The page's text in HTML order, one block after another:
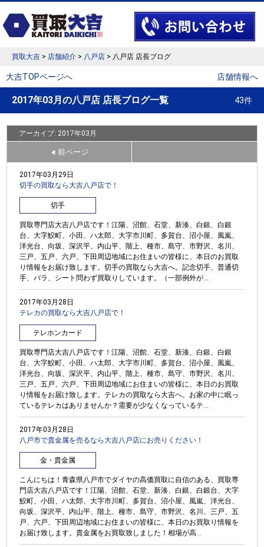
買取大吉 > 店舗紹介 > 八戸店 > 八戸店 店長ブログ
大吉TOPページへ 店舗情報へ
2017年03月の八戸店 店長ブログ一覧 43件
アーカイブ: 2017年03月
◀ 前ページ
2017年03月29日
切手の買取なら大吉八戸店で！
切手
買取専門店大吉八戸店です！江陽、沼館、石堂、新湊、白銀、白銀
台、大字鮫町、小田、ハ太郎、大字市川町、多賀台、沼小屋、風嵐、
洋光台、向坂、深沢平、内山平、階上、種市、島守、市野沢、名川、
三戸、五戸、六戸、下田周辺地域にお住まいの皆様に、本日のお買取
り情報をお届け致します。切手の買取なら大吉へ。記念切手、普通切
手、バラ、シート問わず買取りしています。（一部例外が...
2017年03月28日
テレカの買取なら大吉八戸店で！
テレホンカード
買取専門店大吉八戸店です！江陽、沼館、石堂、新湊、白銀、白銀
台、大字鮫町、小田、ハ太郎、大字市川町、多賀台、沼小屋、風嵐、
洋光台、向坂、深沢平、内山平、階上、種市、島守、市野沢、名川、
三戸、五戸、六戸、下田周辺地域にお住まいの皆様に、本日のお買取
り情報をお届け致します。テレカの買取なら大吉へ。お家の中に眠っ
ているテレカはありませんか？需要が少なくなっているテ...
2017年03月28日
八戸市で貴金属を売るなら大吉八戸店にお売りください！
金・貴金属
こんにちは！青森県八戸市でダイヤの高価買取に自信のある、買取専
門店大吉八戸店です！江陽、沼館、石堂、新湊、白銀、白銀台、大字
鮫町、小田、ハ太郎、大字市川町、多賀台、沼小屋、風嵐、洋光台、
向坂、深沢平、内山平、階上、種市、島守、市野沢、名川、三戸、五
戸、六戸、下田周辺地域にお住まいの皆様に、本日のお買取り情報を
お届け致します。貴金属をお買取致しました！相場が高...